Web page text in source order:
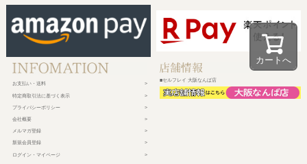
カートへ
お支払い・送料
特定商取引法に基づく表示
プライバシーポリシー
会社概要
メルマガ登録
新規会員登録
ログイン・マイページ
■セルフレイ 大阪なんば店